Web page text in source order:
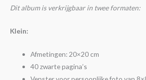
Dit album is verkrijgbaar in twee formaten:
Klein:
Afmetingen: 20×20 cm
40 zwarte pagina’s